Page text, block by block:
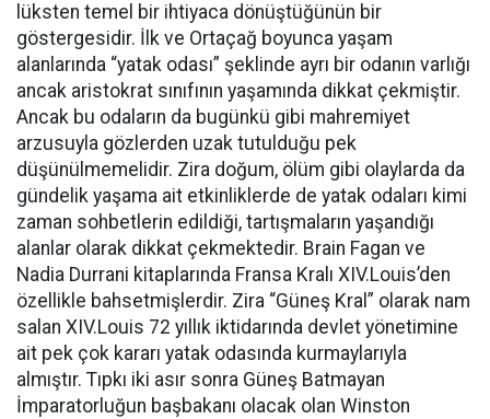
lüksten temel bir ihtiyaca dönüştüğünün bir
göstergesidir. İlk ve Ortaçağ boyunca yaşam
alanlarında “yatak odası” şeklinde ayrı bir odanın varlığı
ancak aristokrat sınıfının yaşamında dikkat çekmiştir.
Ancak bu odaların da bugünkü gibi mahremiyet
arzusuyla gözlerden uzak tutulduğu pek
düşünülmemelidir. Zira doğum, ölüm gibi olaylarda da
gündelik yaşama ait etkinliklerde de yatak odaları kimi
zaman sohbetlerin edildiği, tartışmaların yaşandığı
alanlar olarak dikkat çekmektedir. Brain Fagan ve
Nadia Durrani kitaplarında Fransa Kralı XIV.Louis’den
özellikle bahsetmişlerdir. Zira “Güneş Kral” olarak nam
salan XIV.Louis 72 yıllık iktidarında devlet yönetimine
ait pek çok kararı yatak odasında kurmaylarıyla
almıştır. Tıpkı iki asır sonra Güneş Batmayan
İmparatorluğun başbakanı olacak olan Winston